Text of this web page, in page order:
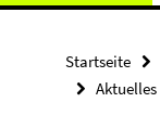
Startseite
Aktuelles